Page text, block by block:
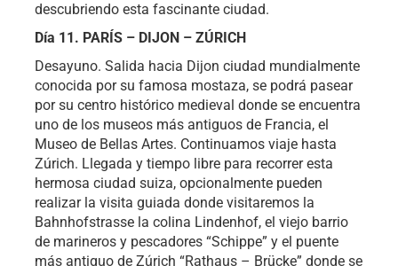
descubriendo esta fascinante ciudad.
Día 11. PARÍS – DIJON – ZÚRICH
Desayuno. Salida hacia Dijon ciudad mundialmente
conocida por su famosa mostaza, se podrá pasear
por su centro histórico medieval donde se encuentra
uno de los museos más antiguos de Francia, el
Museo de Bellas Artes. Continuamos viaje hasta
Zúrich. Llegada y tiempo libre para recorrer esta
hermosa ciudad suiza, opcionalmente pueden
realizar la visita guiada donde visitaremos la
Bahnhofstrasse la colina Lindenhof, el viejo barrio
de marineros y pescadores Schippe y el puente
más antiguo de Zúrich Rathaus – Brücke donde se